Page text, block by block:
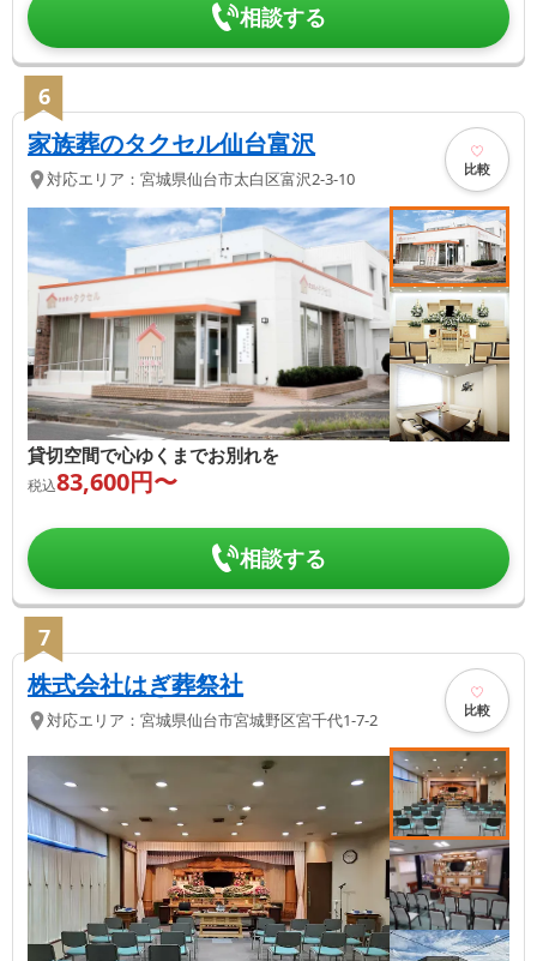
相談する
6
家族葬のタクセル仙台富沢
対応エリア： 宮城県仙台市太白区富沢2-3-10 比較
貸切空間で心ゆくまでお別れを
税込83,600円〜
相談する
7
株式会社はぎ葬祭社
対応エリア： 宮城県仙台市宮城野区宮千代1-7-2 比較